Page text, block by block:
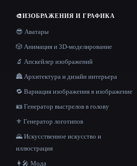
🎨ИЗОБРАЖЕНИЯ И ГРАФИКА
😎 Аватары
🎲 Анимация и 3D-моделирование
🔬 Апскейлер изображений
🏯 Архитектура и дизайн интерьера
🔁 Вариация изображения в изображение
🪪 Генератор выстрелов в голову
⚜️ Генератор логотипов
🌄 Искусственное искусство и
иллюстрация
👩‍🎤 Мода